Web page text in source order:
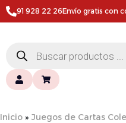
91 928 22 26Envío gratis con
Inicio » Juegos de Cartas